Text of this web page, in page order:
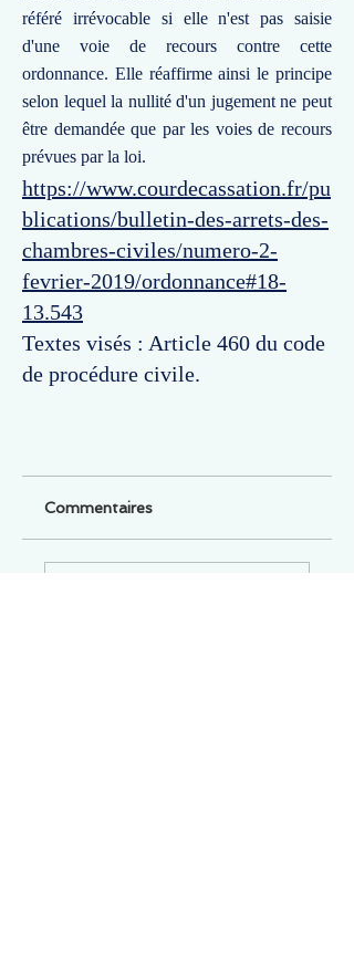
référé irrévocable si elle n'est pas saisie
d'une voie de recours contre cette
ordonnance. Elle réaffirme ainsi le principe
selon lequel la nullité d'un jugement ne peut
être demandée que par les voies de recours
prévues par la loi.
https://www.courdecassation.fr/pu
blications/bulletin-des-arrets-des-
chambres-civiles/numero-2-
fevrier-2019/ordonnance#18-
13.543
Textes visés : Article 460 du code
de procédure civile.
Commentaires